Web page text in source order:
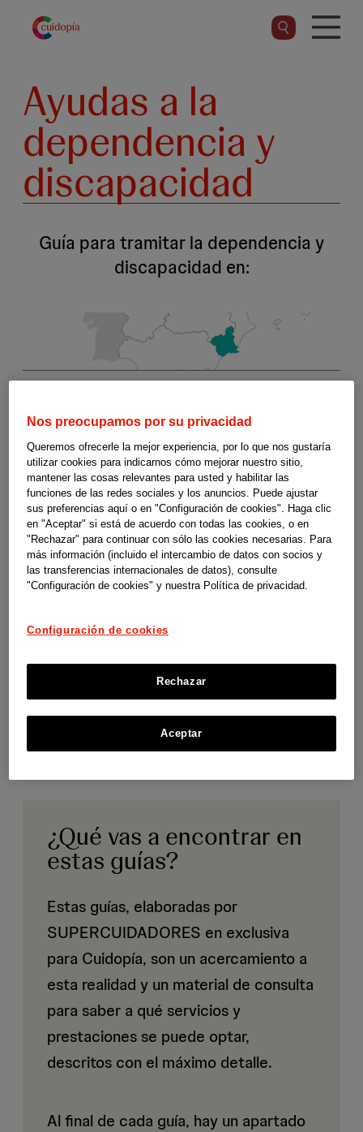
contenido
Ayudas a la
dependencia y
discapacidad
Guía para tramitar la dependencia y
discapacidad en:
Ayudas
a
la
dependencia
y
discapacidad
-
Murcia
¿Qué vas a encontrar en
estas guías?
Estas guías, elaboradas por
SUPERCUIDADORES en exclusiva
para Cuidopía, son un acercamiento a
esta realidad y un material de consulta
para saber a qué servicios y
prestaciones se puede optar,
descritos con el máximo detalle.
Al final de cada guía, hay un apartado
Ayudas a la dependencia en Murcia
Estas guías son un material de orientación y apoyo elaborado por
compañías de Johnson & Johnson en España. No somos responsables
de los contenidos, ni de las referencias que contiene, así como
tampoco de la actualización de las condiciones para ofrecer dichas
ayudas por parte de las instituciones y organismos competentes.
Nos preocupamos por su privacidad
Queremos ofrecerle la mejor experiencia, por lo que nos gustaría
utilizar cookies para indicarnos cómo mejorar nuestro sitio,
mantener las cosas relevantes para usted y habilitar las
funciones de las redes sociales y los anuncios. Puede ajustar
sus preferencias aquí o en "Configuración de cookies". Haga clic
en "Aceptar" si está de acuerdo con todas las cookies, o en
"Rechazar" para continuar con sólo las cookies necesarias. Para
más información (incluido el intercambio de datos con socios y
las transferencias internacionales de datos), consulte
"Configuración de cookies" y nuestra Política de privacidad.
Configuración de cookies
Rechazar
Aceptar